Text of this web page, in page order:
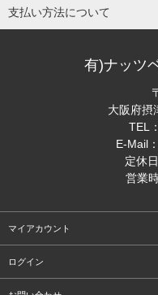
支払い方法について
有)ナッツ
大阪府摂
TEL：
E-Mail：
定休
営業
マイアカウント
ログイン